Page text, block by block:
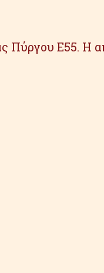
Πύργου Ε55. Η